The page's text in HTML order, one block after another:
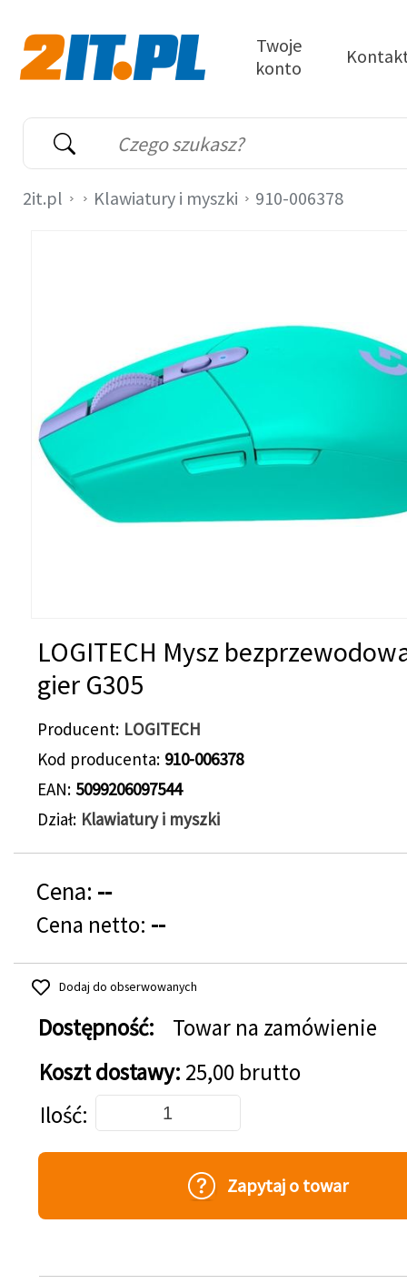
Wyszukiwarka
Słowo kluczowe
Twoje
konto
2it.pl Klawiatury i myszki 910-006378
LOGITECH Mysz
gier G305
Producent LOGITECH
Kod producenta 910-006378
EAN 5099206097544
Dział Klawiatury i myszki
Cena: --
Cena netto: --
Dodaj do obserwowanych
Dostępność:
Towar na zamówienie
Koszt dostawy: 25,00 brutto
Dodaj do koszyka
Ilość
Zapytaj o towar